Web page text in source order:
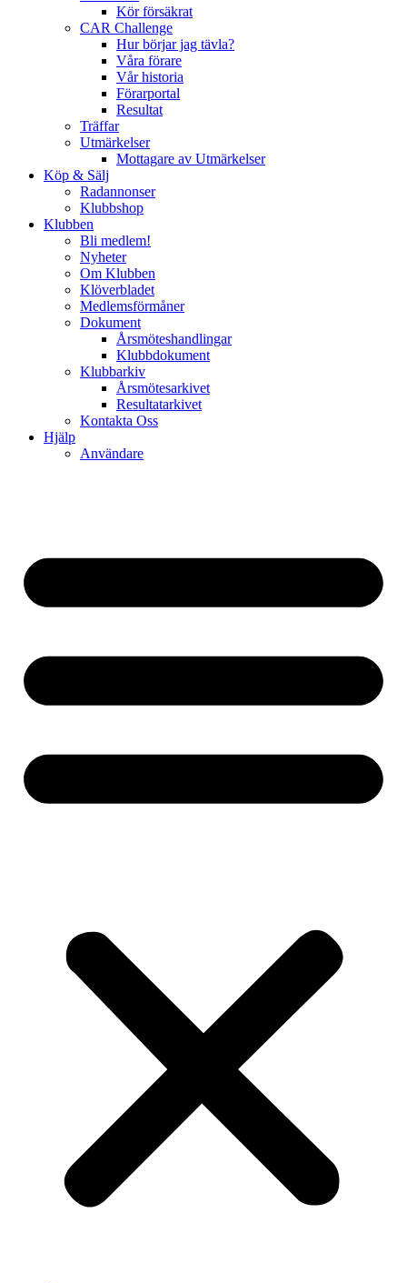
Kör försäkrat
CAR Challenge
Hur börjar jag tävla?
Våra förare
Vår historia
Förarportal
Resultat
Träffar
Utmärkelser
Mottagare av Utmärkelser
Köp & Sälj
Radannonser
Klubbshop
Klubben
Bli medlem!
Nyheter
Om Klubben
Klöverbladet
Medlemsförmåner
Dokument
Årsmöteshandlingar
Klubbdokument
Klubbarkiv
Årsmötesarkivet
Resultatarkivet
Kontakta Oss
Hjälp
Användare